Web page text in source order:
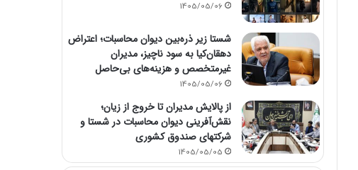
1405/05/06
شستا زیر ذره‌بین دیوان محاسبات؛ اعتراض
دهقان‌کیا به سود ناچیز، مدیران
غیرمتخصص و هزینه‌های بی‌حاصل
1405/05/06
از پالایش مدیران تا خروج از زیان؛
نقش‌آفرینی دیوان محاسبات در شستا و
شرکتهای صندوق کشوری
1405/05/05